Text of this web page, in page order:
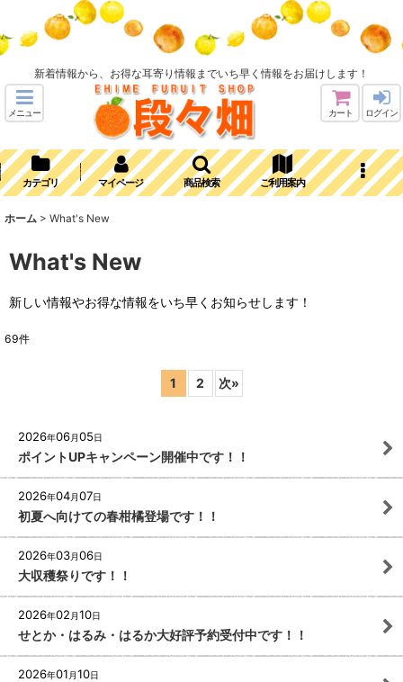
新着情報から、お得な耳寄り情報までいち早く情報をお届けします！
メニュー カート ログイン
カテゴリ マイページ 商品検索 ご利用案内
ホーム > What's New
What's New
新しい情報やお得な情報をいち早くお知らせします！
69件
1 2 次»
2026年06月05日
ポイントUPキャンペーン開催中です！！
2026年04月07日
初夏へ向けての春柑橘登場です！！
2026年03月06日
大収穫祭りです！！
2026年02 月10日
せとか・はるみ・はるか大好評予約受付中です！！
2026年01 月10日